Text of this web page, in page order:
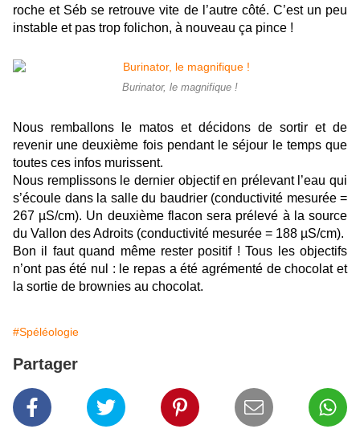
roche et Séb se retrouve vite de l’autre côté. C’est un peu
instable et pas trop folichon, à nouveau ça pince !
Burinator, le magnifique !
Nous remballons le matos et décidons de sortir et de
revenir une deuxième fois pendant le séjour le temps que
toutes ces infos murissent.
Nous remplissons le dernier objectif en prélevant l’eau qui
s’écoule dans la salle du baudrier (conductivité mesurée =
267 µS/cm). Un deuxième flacon sera prélevé à la source
du Vallon des Adroits (conductivité mesurée = 188 µS/cm).
Bon il faut quand même rester positif ! Tous les objectifs
n’ont pas été nul : le repas a été agrémenté de chocolat et
la sortie de brownies au chocolat.
#Spéléologie
Partager